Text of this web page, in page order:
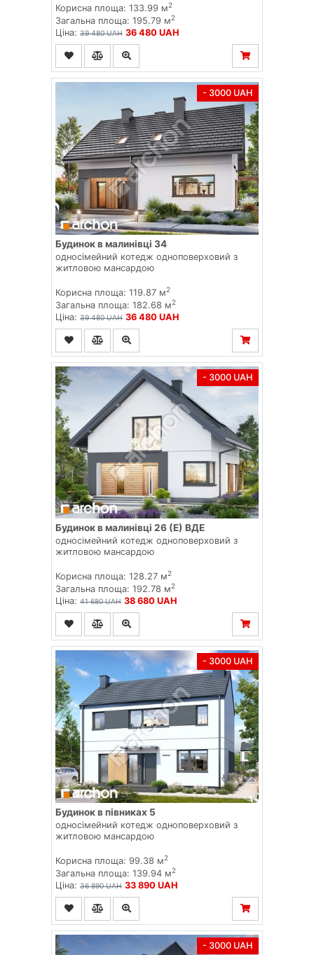
Корисна площа: 133.99 м2
Загальна площа: 195.79 м2
Ціна: 39 480 UAH 36 480 UAH
- 3000 UAH
Будинок в малинівці 34
односімейний котедж одноповерховий з
житловою мансардою
Корисна площа: 119.87 м2
Загальна площа: 182.68 м2
Ціна: 39 480 UAH 36 480 UAH
- 3000 UAH
Будинок в малинівці 26 (Е) ВДЕ
односімейний котедж одноповерховий з
житловою мансардою
Корисна площа: 128.27 м2
Загальна площа: 192.78 м2
Ціна: 41 680 UAH 38 680 UAH
- 3000 UAH
Будинок в півниках 5
односімейний котедж одноповерховий з
житловою мансардою
Корисна площа: 99.38 м2
Загальна площа: 139.94 м2
Ціна: 36 890 UAH 33 890 UAH
- 3000 UAH